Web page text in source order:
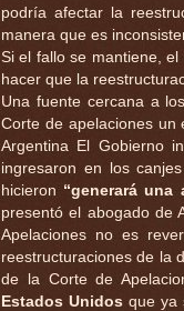
podría afectar la
manera que es
Si el fallo se mantiene, el
hacer que la
Una fuente cercana a
Corte de apelaciones un
Argentina El Gobierno
ingresaron en los
hicieron “generará una
presentó el abogado de
Apelaciones no es
reestructuraciones de la
de la Corte de
Estados Unidos que ya